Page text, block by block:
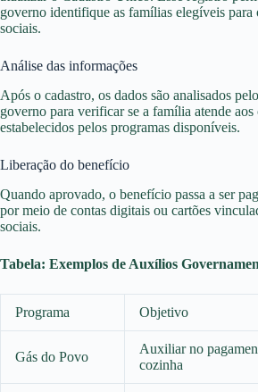
governo identifique as famílias elegíveis para
sociais.
Análise das informações
Após o cadastro, os dados são analisados
governo para verificar se a família atende aos
estabelecidos pelos programas disponíveis.
Liberação do benefício
Quando aprovado, o benefício passa a ser
por meio de contas digitais ou cartões
sociais.
Tabela: Exemplos de Auxílios
Programa Objetivo
Gás do Povo
Auxiliar no
cozinha